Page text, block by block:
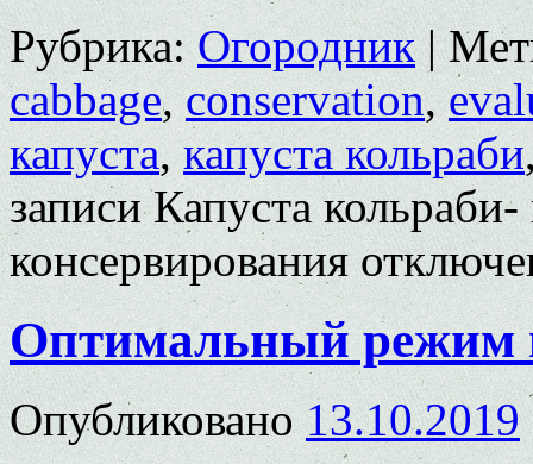
Рубрика: Огородник |
cabbage,conservation,
капуста,капуста кольраби
записи Капуста
консервирования
Оптимальный режим
Опубликовано 13.10.2019